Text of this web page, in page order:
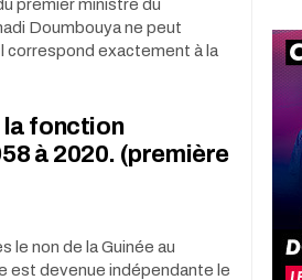
premier ministre du
Doumbouya ne peut
correspond exactement à la
fonction
à 2020. (première
le non de la Guinée au
est devenue indépendante le